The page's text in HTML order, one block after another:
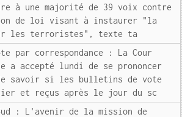
à une majorité de 39 voix contre
de loi visant à instaurer "la
les terroristes", texte ta
par correspondance : La Cour
a accepté lundi de se prononcer
savoir si les bulletins de vote
et reçus après le jour du sc
Sud : L'avenir de la mission de